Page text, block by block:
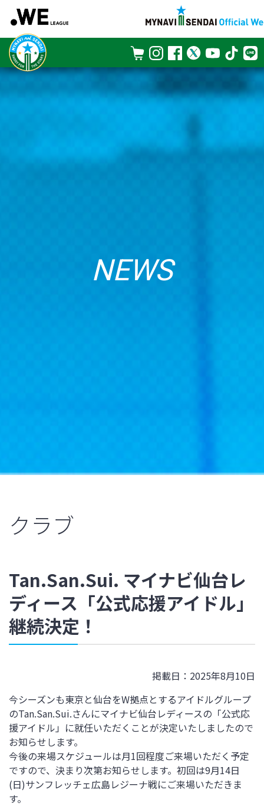
NEWS
クラブ
Tan.San.Sui. マイナビ仙台レ
ディース「公式応援アイドル」
継続決定！
掲載日：2025年8月10日
今シーズンも東京と仙台をW拠点とするアイドルグループ
のTan.San.Sui.さんにマイナビ仙台レディースの「公式応
援アイドル」に就任いただくことが決定いたしましたので
お知らせします。
今後の来場スケジュールは月1回程度ご来場いただく予定
ですので、決まり次第お知らせします。初回は9月14日
(日)サンフレッチェ広島レジーナ戦にご来場いただきま
す。